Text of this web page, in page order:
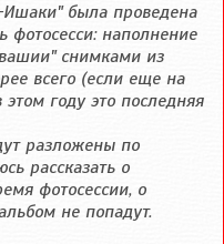
Ишаки" была проведена
фотосесси: наполнение
снимками из
всего (если еще на
году это последняя
разложены по
рассказать о
фотосессии, о
не попадут.